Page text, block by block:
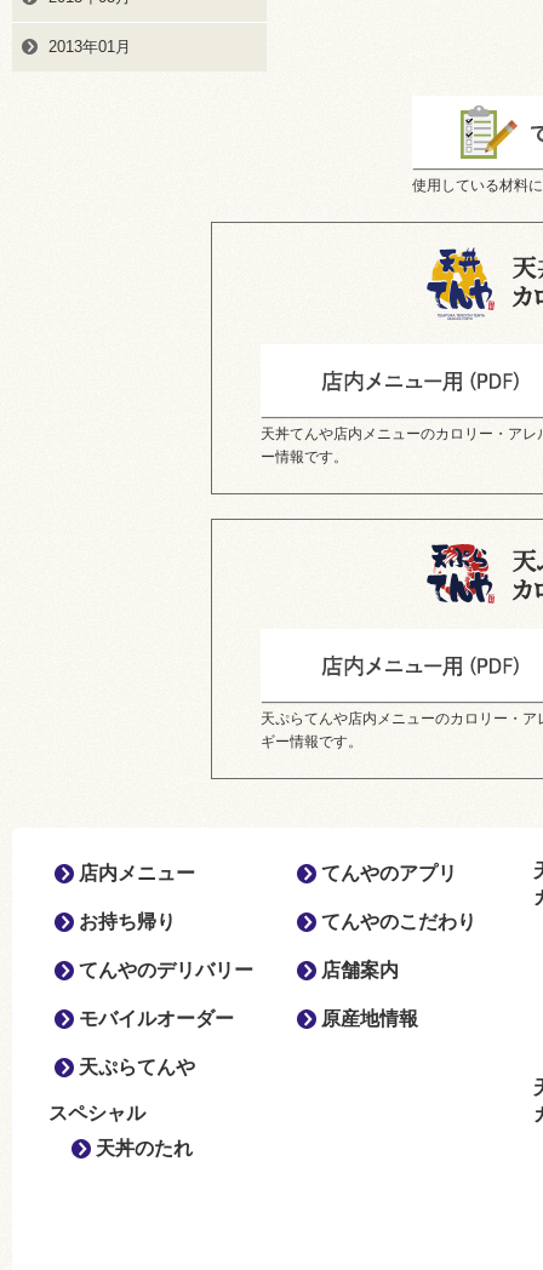
2013年01月
使用している材料
天丼てんや店内メニューのカロリー・アレ
ー情報です。
天ぷらてんや店内メニューのカロリー・ア
ギー情報です。
店内メニュー
お持ち帰り
てんやのデリバリー
モバイルオーダー
天ぷらてんや
スペシャル
天丼のたれ
てんやのアプリ
てんやのこだわり
店舗案内
原産地情報